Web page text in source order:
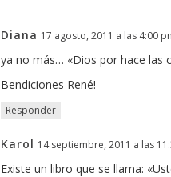
Diana 17 agosto, 2011 a las 4:00
ya no más… «Dios por hace las
Bendiciones René!
Responder
Karol 14 septiembre, 2011 a las
Existe un libro que se llama: